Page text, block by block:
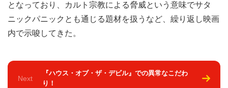
となっており、カルト宗教による脅威という意味でサタ
ニックパニックとも通じる題材を扱うなど、繰り返し映画
内で示唆してきた。
Next
『ハウス・オブ・ザ・デビル』での異常なこだわ
り！